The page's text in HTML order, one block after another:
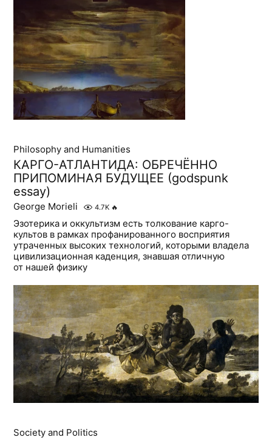
Philosophy and Humanities
КАРГО-АТЛАНТИДА: ОБРЕЧЁННО
ПРИПОМИНАЯ БУДУЩЕЕ (godspunk
essay)
George Morieli 4.7K 🔥
Эзотерика и оккультизм есть толкование карго-
культов в рамках профанированного восприятия
утраченных высоких технологий, которыми владела
цивилизационная каденция, знавшая отличную
от нашей физику
Society and Politics